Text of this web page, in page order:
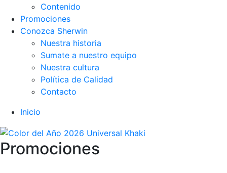
Contenido
Promociones
Conozca Sherwin
Nuestra historia
Sumate a nuestro equipo
Nuestra cultura
Política de Calidad
Contacto
Inicio
Promociones